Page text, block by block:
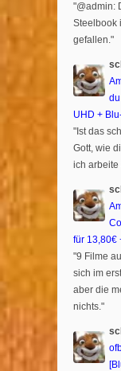
"@admin:
Steelbook
gefallen."
UHD +
"Ist das
Gott, wie
ich arbeite
für 13,80€
"9 Filme
sich im
aber die
nichts."